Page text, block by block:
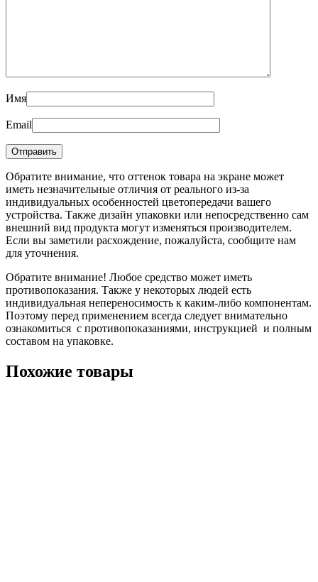
Имя
Email
Обратите внимание, что оттенок товара на экране может
иметь незначительные отличия от реального из-за
индивидуальных особенностей цветопередачи вашего
устройства. Также дизайн упаковки или непосредственно сам
внешний вид продукта могут изменяться производителем.
Если вы заметили расхождение, пожалуйста, сообщите нам
для уточнения.
Обратите внимание! Любое средство может иметь
противопоказания. Также у некоторых людей есть
индивидуальная непереносимость к каким-либо компонентам.
Поэтому перед применением всегда следует внимательно
ознакомиться с противопоказаниями, инструкцией и полным
составом на упаковке.
Похожие товары